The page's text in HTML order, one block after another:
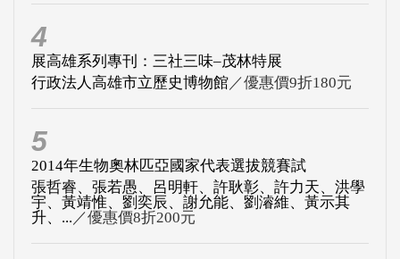
4
展高雄系列專刊：三社三味–茂林特展
行政法人高雄市立歷史博物館／優惠價9折180元
5
2014年生物奧林匹亞國家代表選拔競賽試
張哲睿、張若愚、呂明軒、許耿彰、許力天、洪學
宇、黃靖惟、劉奕辰、謝允能、劉濬維、黃示其
升、... ／優惠價8折200元